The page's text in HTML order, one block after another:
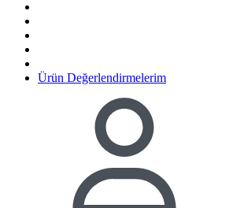
Ürün Değerlendirmelerim